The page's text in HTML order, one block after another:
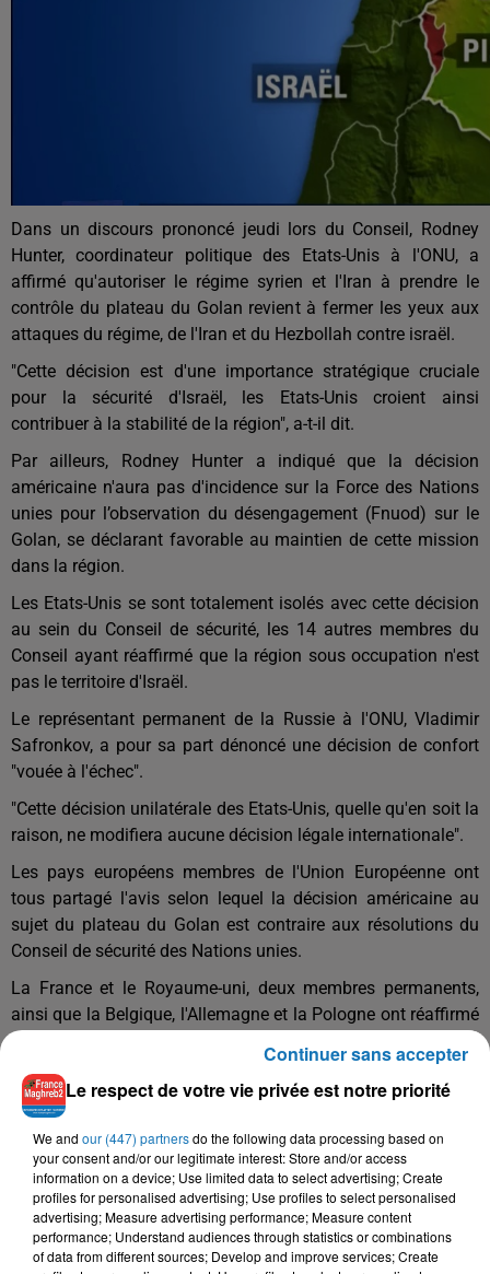
Dans un discours prononcé jeudi lors du Conseil, Rodney
Hunter, coordinateur politique des Etats-Unis à l'ONU, a
affirmé qu'autoriser le régime syrien et l'Iran à prendre le
contrôle du plateau du Golan revient à fermer les yeux aux
attaques du régime, de l'Iran et du Hezbollah contre israël.
"Cette décision est d'une importance stratégique cruciale
pour la sécurité d'Israël, les Etats-Unis croient ainsi
contribuer à la stabilité de la région", a-t-il dit.
Par ailleurs, Rodney Hunter a indiqué que la décision
américaine n'aura pas d'incidence sur la Force des Nations
unies pour l’observation du désengagement (Fnuod) sur le
Golan, se déclarant favorable au maintien de cette mission
dans la région.
Les Etats-Unis se sont totalement isolés avec cette décision
au sein du Conseil de sécurité, les 14 autres membres du
Conseil ayant réaffirmé que la région sous occupation n'est
pas le territoire d'Israël.
Le représentant permanent de la Russie à l'ONU, Vladimir
Safronkov, a pour sa part dénoncé une décision de confort
"vouée à l'échec".
"Cette décision unilatérale des Etats-Unis, quelle qu'en soit la
raison, ne modifiera aucune décision légale internationale".
Les pays européens membres de l'Union Européenne ont
tous partagé l'avis selon lequel la décision américaine au
sujet du plateau du Golan est contraire aux résolutions du
Conseil de sécurité des Nations unies.
La France et le Royaume-uni, deux membres permanents,
ainsi que la Belgique, l'Allemagne et la Pologne ont réaffirmé
de sécurité, le plateau du Golan ne fait par parti du territoire
israélien.
L'ambassadeur syrien à l'ONU, Bashar Ja'Afari, qui a
véhément critiqué les Etats-Unis et Israël, a, quant à lui,
estimé que la décision américaine revenait à humilier les
Nations unies.
Après avoir condamné la décision américaine, Ja'Afari a
Le respect de votre vie privée est notre priorité
We and our (447) partnersdo the following data processing based on
your consent and/or our legitimate interest: Store and/or access
information on a device; Use limited data to select advertising; Create
profiles for personalised advertising; Use profiles to select personalised
advertising; Measure advertising performance; Measure content
performance; Understand audiences through statistics or combinations
of data from different sources; Develop and improve services; Create
Continuer sans accepter